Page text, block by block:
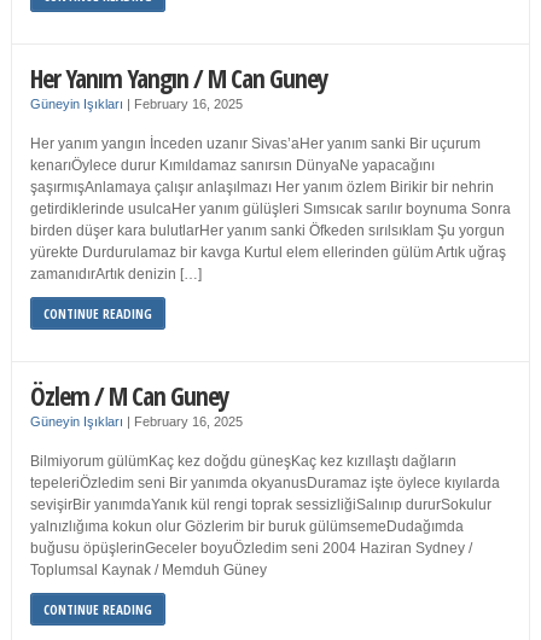
Her Yanım Yangın / M Can Guney
Güneyin Işıkları | February 16, 2025
Her yanım yangın İnceden uzanır Sivas’aHer yanım sanki Bir uçurum
kenarıÖylece durur Kımıldamaz sanırsın DünyaNe yapacağını
şaşırmışAnlamaya çalışır anlaşılmazı Her yanım özlem Birikir bir nehrin
getirdiklerinde usulcaHer yanım gülüşleri Sımsıcak sarılır boynuma Sonra
birden düşer kara bulutlarHer yanım sanki Öfkeden sırılsıklam Şu yorgun
yürekte Durdurulamaz bir kavga Kurtul elem ellerinden gülüm Artık uğraş
zamanıdırArtık denizin […]
CONTINUE READING
Özlem / M Can Guney
Güneyin Işıkları | February 16, 2025
Bilmiyorum gülümKaç kez doğdu güneşKaç kez kızıllaştı dağların
tepeleriÖzledim seni Bir yanımda okyanusDuramaz işte öylece kıyılarda
sevişirBir yanımdaYanık kül rengi toprak sessizliğiSalınıp dururSokulur
yalnızlığıma kokun olur Gözlerim bir buruk gülümsemeDudağımda
buğusu öpüşlerinGeceler boyuÖzledim seni 2004 Haziran Sydney /
Toplumsal Kaynak / Memduh Güney
CONTINUE READING